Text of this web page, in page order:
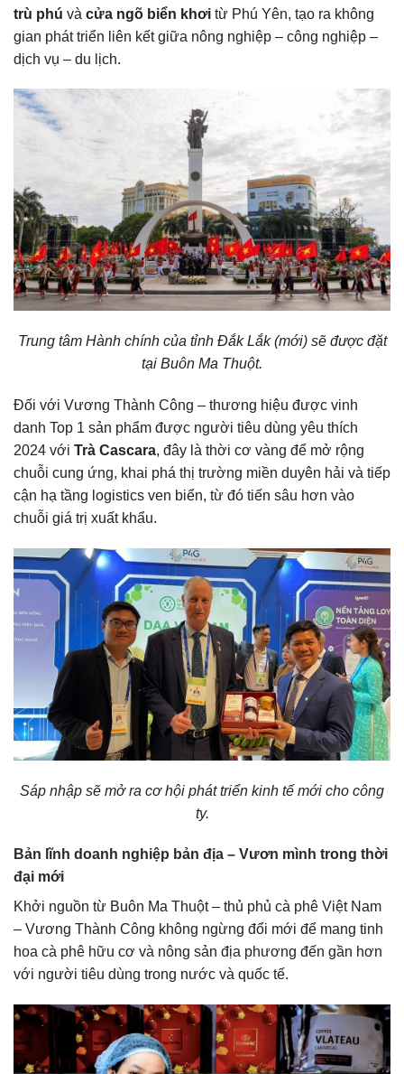
trù phú và cửa ngõ biển khơi từ Phú Yên, tạo ra không
gian phát triển liên kết giữa nông nghiệp – công nghiệp –
dịch vụ – du lịch.
Trung tâm Hành chính của tỉnh Đắk Lắk (mới) sẽ được đặt
tại Buôn Ma Thuột.
Đối với Vương Thành Công – thương hiệu được vinh
danh Top 1 sản phẩm được người tiêu dùng yêu thích
2024 với Trà Cascara, đây là thời cơ vàng để mở rộng
chuỗi cung ứng, khai phá thị trường miền duyên hải và tiếp
cận hạ tầng logistics ven biển, từ đó tiến sâu hơn vào
chuỗi giá trị xuất khẩu.
Sáp nhập sẽ mở ra cơ hội phát triển kinh tế mới cho công
ty.
Bản lĩnh doanh nghiệp bản địa – Vươn mình trong thời
đại mới
Khởi nguồn từ Buôn Ma Thuột – thủ phủ cà phê Việt Nam
– Vương Thành Công không ngừng đổi mới để mang tinh
hoa cà phê hữu cơ và nông sản địa phương đến gần hơn
với người tiêu dùng trong nước và quốc tế.